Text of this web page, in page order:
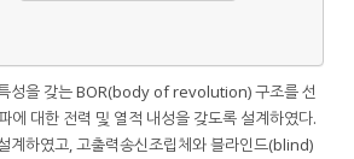
성을 갖는 BOR(body of revolution) 구조를 선
대한 전력 및 열적 내성을 갖도록 설계하였다.
계하였고, 고출력송신조립체와 블라인드(blind)